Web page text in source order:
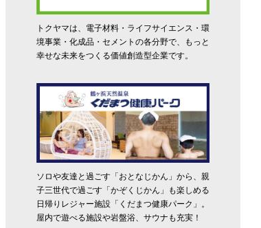
トクヤマは、電子材料・ライフサイエンス・環
境事業・化成品・セメントの各分野で、もっと
幸せな未来をつくる価値創造型企業です。
ソロや友達と過ごす「おとなじかん」から、親
子三世代で過ごす「かぞくじかん」も楽しめる
日帰りレジャー施設「くだまつ健康パーク」。
屋内で遊べる施設や岩盤浴、サウナも充実！